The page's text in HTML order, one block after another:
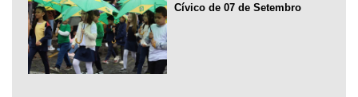
Cívico de 07 de Setembro